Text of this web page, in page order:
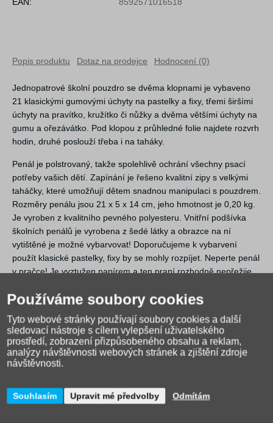
EAN:
8592571016518
Popis produktu Dotaz na prodejce Hodnocení (0)
Jednopatrové školní pouzdro se dvěma klopnami je vybaveno
21 klasickými gumovými úchyty na pastelky a fixy, třemi širšími
úchyty na pravítko, kružítko či nůžky a dvěma většími úchyty na
gumu a ořezávátko. Pod klopou z průhledné folie najdete rozvrh
hodin, druhé poslouží třeba i na taháky.
Penál je polstrovaný, takže spolehlivě ochrání všechny psací
potřeby vašich dětí. Zapínání je řešeno kvalitní zipy s velkými
taháčky, které umožňují dětem snadnou manipulaci s pouzdrem.
Rozměry penálu jsou 21 x 5 x 14 cm, jeho hmotnost je 0,20 kg.
Je vyroben z kvalitního pevného polyesteru. Vnitřní podšívka
školních penálů je vyrobena z šedé látky a obrazce na ní
vytištěné je možné vybarvovat! Doporučujeme k vybarvení
použít klasické pastelky, fixy by se mohly rozpíjet. Neperte penál
v pračce! Je vyztužen papírem a ten praní rozhodně nepřežije.
Používáme soubory cookies
Tyto webové stránky používají soubory cookies a další
sledovací nástroje s cílem vylepšení uživatelského
prostředí, zobrazení přizpůsobeného obsahu a reklam,
analýzy návštěvnosti webových stránek a zjištění zdroje
návštěvnosti.
Souhlasím Upravit mé předvolby Odmítám